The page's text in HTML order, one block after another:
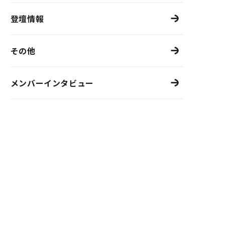
登壇情報
その他
メンバーインタビュー